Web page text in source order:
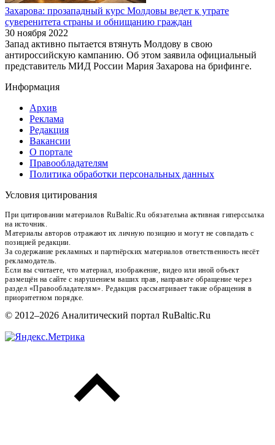
Захарова: прозападный курс Молдовы ведет к утрате
суверенитета страны и обнищанию граждан
30 ноября 2022
Запад активно пытается втянуть Молдову в свою
антироссийскую кампанию. Об этом заявила официальный
представитель МИД России Мария Захарова на брифинге.
Информация
Архив
Реклама
Редакция
Вакансии
О портале
Правообладателям
Политика обработки персональных данных
Условия цитирования
При цитировании материалов RuBaltic.Ru обязательна активная гиперссылка
на источник.
Материалы авторов отражают их личную позицию и могут не совпадать с
позицией редакции.
За содержание рекламных и партнёрских материалов ответственность несёт
рекламодатель.
Если вы считаете, что материал, изображение, видео или иной объект
размещён на сайте с нарушением ваших прав, направьте обращение через
раздел «Правообладателям». Редакция рассматривает такие обращения в
приоритетном порядке.
© 2012–2026 Аналитический портал RuBaltic.Ru